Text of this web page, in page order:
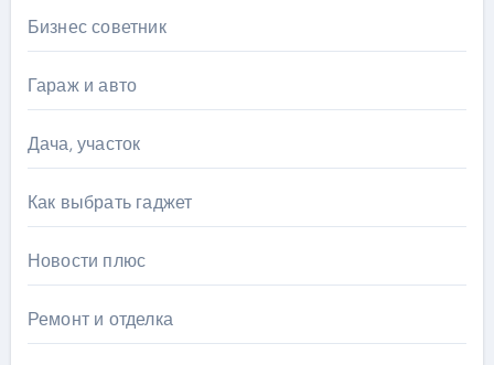
Бизнес советник
Гараж и авто
Дача, участок
Как выбрать гаджет
Новости плюс
Ремонт и отделка